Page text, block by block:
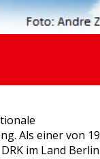
Als einer von 19
im Land Berlin